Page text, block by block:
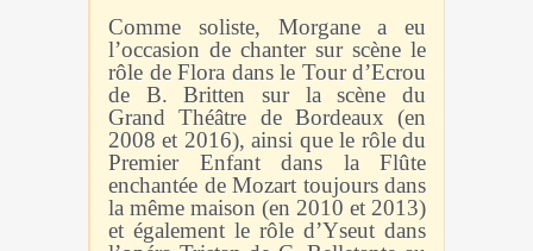
Comme soliste, Morgane a eu
l’occasion de chanter sur scène le
rôle de Flora dans le Tour d’Ecrou
de B. Britten sur la scène du
Grand Théâtre de Bordeaux (en
2008 et 2016), ainsi que le rôle du
Premier Enfant dans la Flûte
enchantée de Mozart toujours dans
la même maison (en 2010 et 2013)
et également le rôle d’Yseut dans